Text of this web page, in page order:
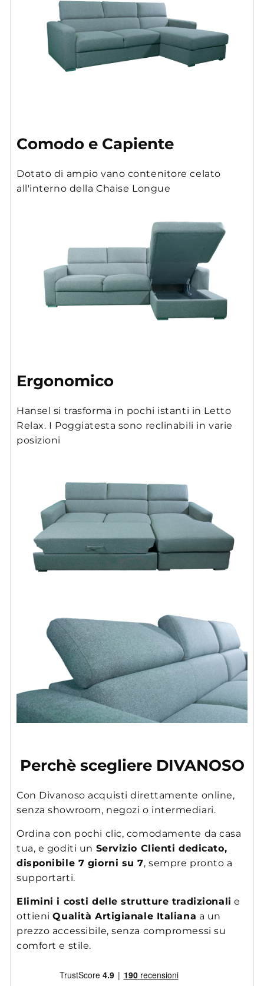
Comodo e Capiente
Dotato di ampio vano contenitore celato
all'interno della Chaise Longue
Ergonomico
Hansel si trasforma in pochi istanti in Letto
Relax. I Poggiatesta sono reclinabili in varie
posizioni
Perchè scegliere DIVANOSO
Con Divanoso acquisti direttamente online,
senza showroom, negozi o intermediari.
Ordina con pochi clic, comodamente da casa
tua, e goditi un Servizio Clienti dedicato,
disponibile 7 giorni su 7, sempre pronto a
supportarti.
Elimini i costi delle strutture tradizionali e
ottieniQualità Artigianale Italiana a un
prezzo accessibile, senza compromessi su
comfort e stile.